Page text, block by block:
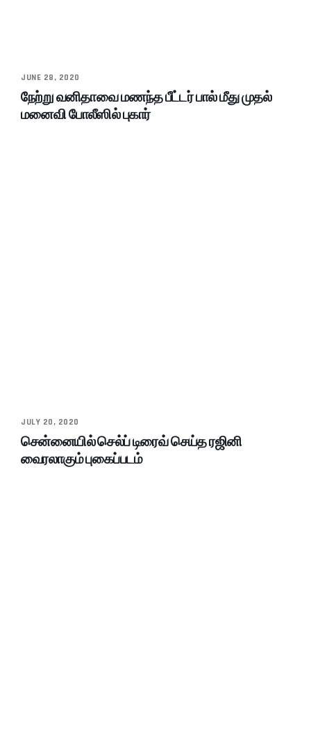
JUNE 28, 2020
நேற்று வனிதாவை மணந்த பீட்டர் பால் மீது முதல்
மனைவி போலீஸில் புகார்
JULY 20, 2020
சென்னையில் செல்ப் டிரைவ் செய்த ரஜினி
வைரலாகும் புகைப்படம்